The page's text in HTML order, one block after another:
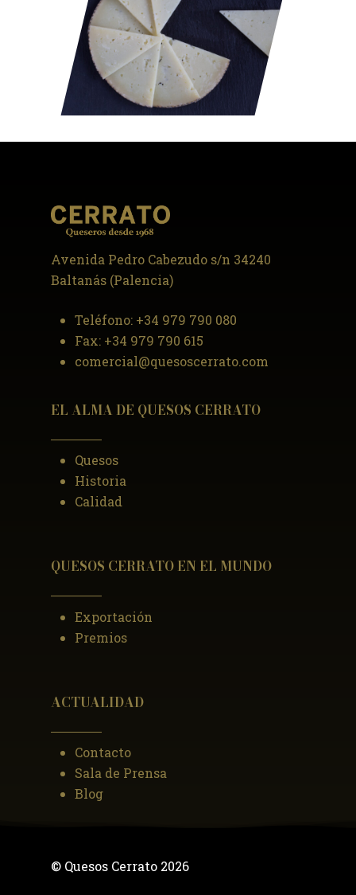
Avenida Pedro Cabezudo s/n 34240
Baltanás (Palencia)
Teléfono: +34 979 790 080
Fax: +34 979 790 615
comercial@quesoscerrato.com
EL ALMA DE QUESOS CERRATO
Quesos
Historia
Calidad
QUESOS CERRATO EN EL MUNDO
Exportación
Premios
ACTUALIDAD
Contacto
Sala de Prensa
Blog
© Quesos Cerrato 2026